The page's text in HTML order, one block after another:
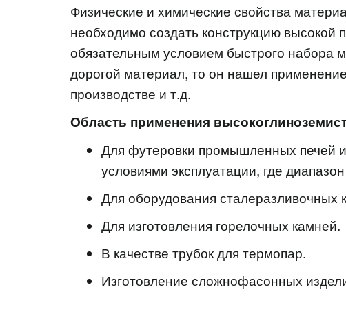
Физические и химические свойства
необходимо создать конструкцию высокой
обязательным условием быстрого набора
дорогой материал, то он нашел
производстве и т.д.
Область применения
Для футеровки промышленных печей
условиями эксплуатации, где
Для оборудования
Для изготовления горелочных камней.
В качестве трубок для термопар.
Изготовление сложнофасонных